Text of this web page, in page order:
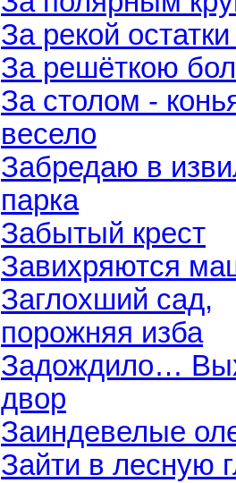
За рекой
За решёткою
За столом -
весело
Забредаю в
парка
Забытый крест
Завихряются
Заглохший сад,
порожняя изба
Задождило…
двор
Заиндевелые
Зайти в лесную